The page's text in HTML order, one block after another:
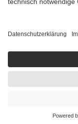
getroffen, um
https://
Einige Bilder und